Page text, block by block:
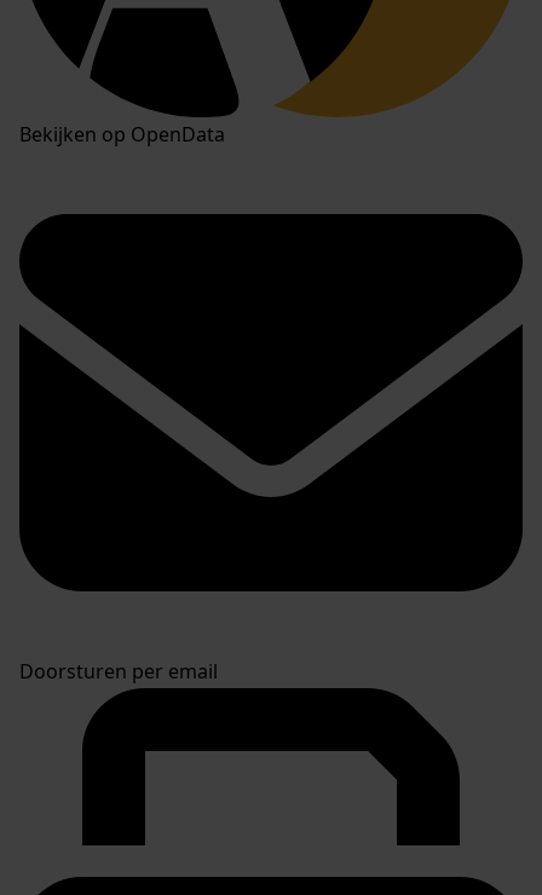
Bekijken op OpenData
Doorsturen per email